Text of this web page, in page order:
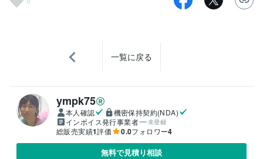
一覧に戻る
ympk75
本人確認
機密保持契約(NDA)
インボイス発行事業者
未登録
総販売実績1評価 0.0フォロワー4
無料で見積り相談